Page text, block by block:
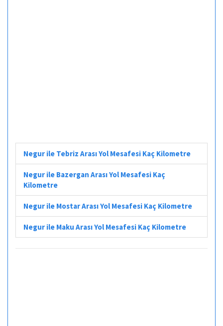
Negur ile Tebriz Arası Yol Mesafesi Kaç Kilometre
Negur ile Bazergan Arası Yol Mesafesi Kaç
Kilometre
Negur ile Mostar Arası Yol Mesafesi Kaç Kilometre
Negur ile Maku Arası Yol Mesafesi Kaç Kilometre